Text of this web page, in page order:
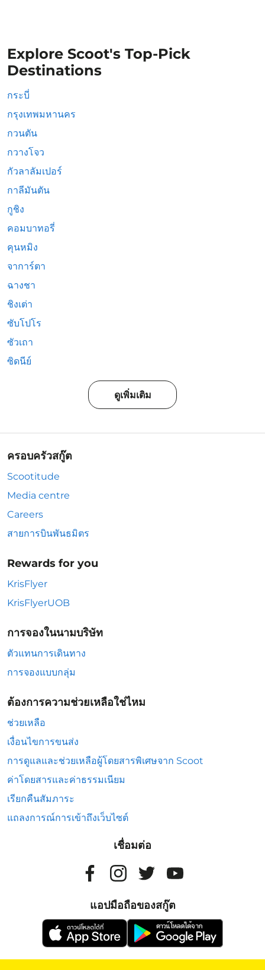
Explore Scoot's Top-Pick
Destinations
กระบี่
กรุงเทพมหานคร
กวนตัน
กวางโจว
กัวลาลัมเปอร์
กาลีมันตัน
กูชิง
คอมบาทอรี่
คุนหมิง
จาการ์ตา
ฉางชา
ชิงเต่า
ซับโปโร
ซัวเถา
ซิดนีย์
ดูเพิ่มเติม
ครอบครัวสกู๊ต
Scootitude
Media centre
Careers
สายการบินพันธมิตร
Rewards for you
KrisFlyer
KrisFlyerUOB
การจองในนามบริษัท
ตัวแทนการเดินทาง
การจองแบบกลุ่ม
ต้องการความช่วยเหลือใช่ไหม
ช่วยเหลือ
เงื่อนไขการขนส่ง
การดูแลและช่วยเหลือผู้โดยสารพิเศษจาก Scoot
ค่าโดยสารและค่าธรรมเนียม
เรียกคืนสัมภาระ
แถลงการณ์การเข้าถึงเว็บไซต์
เชื่อมต่อ
แอปมือถือของสกู๊ต